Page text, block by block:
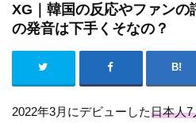
XG｜韓国の反応やファンの
の発音は下手くそなの？
2022年3月にデビューした日本人